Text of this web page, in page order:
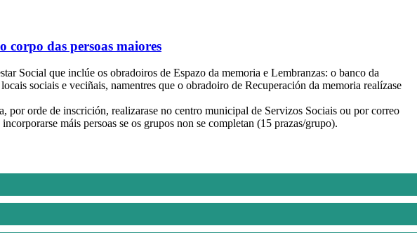
corpo das persoas maiores
Social que inclúe os obradoiros de Espazo da memoria e Lembranzas: o banco da
sociais e veciñais, namentres que o obradoiro de Recuperación da memoria realízase
por orde de inscrición, realizarase no centro municipal de Servizos Sociais ou por correo
máis persoas se os grupos non se completan (15 prazas/grupo).